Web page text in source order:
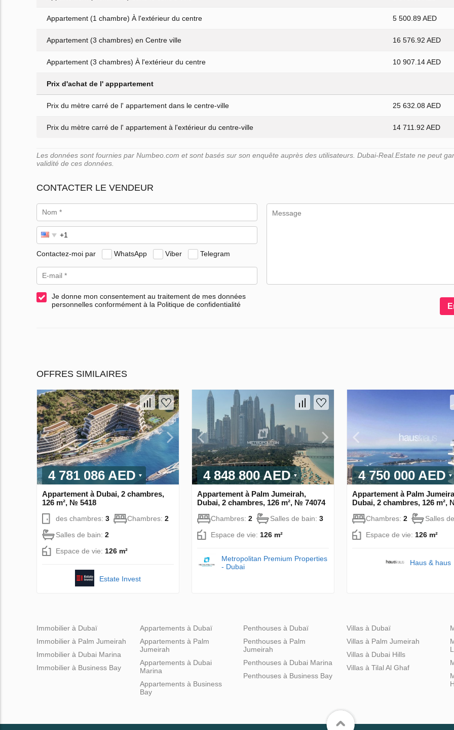
Appartement (1 chambre) À l'extérieur du centre 5 500.89 AED
Appartement (3 chambres) en Centre ville 16 576.92 AED
Appartement (3 chambres) À l'extérieur du centre 10 907.14 AED
Prix d'achat de l' apppartement
Prix du mètre carré de l' appartement dans le centre-ville 25 632.08 AED
Prix du mètre carré de l' appartement à l'extérieur du centre-ville 14 711.92 AED
Les données sont fournies par Numbeo.com et sont basés sur son enquête auprès des utilisateurs. Dubai-Real.Estate ne peut
validité de ces données.
CONTACTER LE VENDEUR
Contactez-moi par WhatsApp Viber Telegram
Je donne mon consentement au traitement de mes données
personnelles conformément à la Politique de confidentialité
OFFRES SIMILAIRES
4 781 086 AED
Appartement à Dubai, 2 chambres,
126 m², № 5418
des chambres: 3 Chambres: 2
Salles de bain: 2
Espace de vie: 126 m²
Estate Invest
4 848 800 AED
Appartement à Palm Jumeirah,
Dubai, 2 chambres, 126 m², № 74074
Chambres: 2 Salles de bain: 3
Espace de vie: 126 m²
Metropolitan Premium Properties
- Dubai
4 750 000 AED
Appartement à Palm
Dubai, 2 chambres, 126 m²,
Chambres: 2
Salles
Espace de vie: 126 m²
Haus & haus
Immobilier à Dubaï
Immobilier à Palm Jumeirah
Immobilier à Dubai Marina
Immobilier à Business Bay
Appartements à Dubaï
Appartements à Palm
Jumeirah
Appartements à Dubai
Marina
Appartements à Business
Bay
Penthouses à Dubaï
Penthouses à Palm
Jumeirah
Penthouses à Dubai Marina
Penthouses à Business Bay
Villas à Dubaï
Villas à Palm Jumeirah
Villas à Dubai Hills
Villas à Tilal Al Ghaf